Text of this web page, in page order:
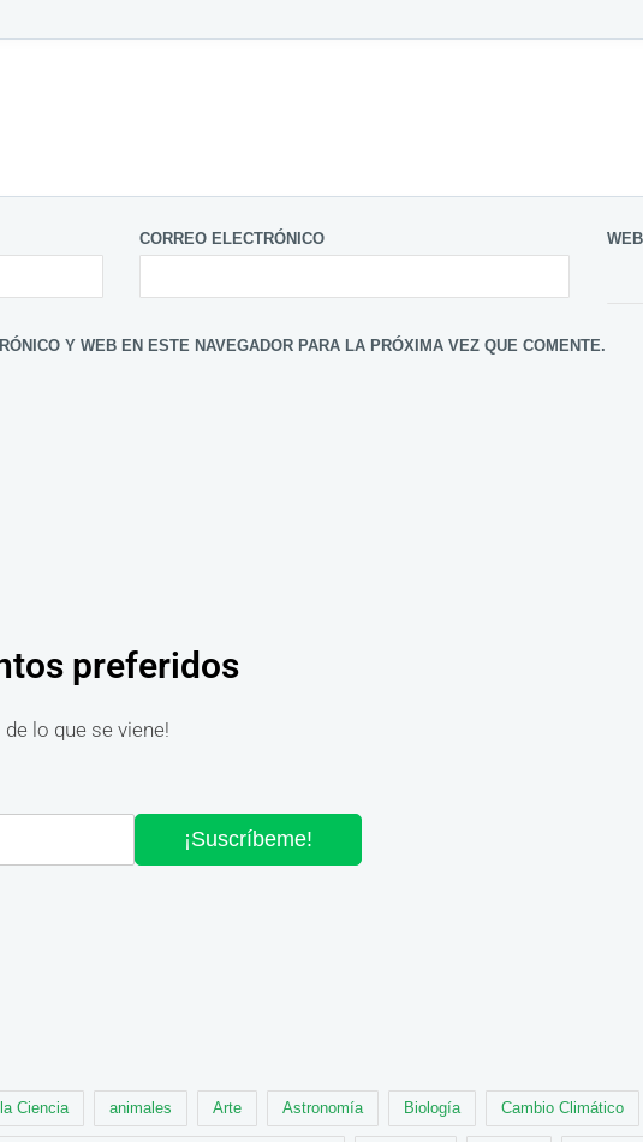
CORREO ELECTRÓNICO WEB
Y WEB EN ESTE NAVEGADOR PARA LA PRÓXIMA VEZ QUE COMENTE.
preferidos
de lo que se viene!
¡Suscríbeme!
Ciencia animales Arte Astronomía Biología Cambio Climático